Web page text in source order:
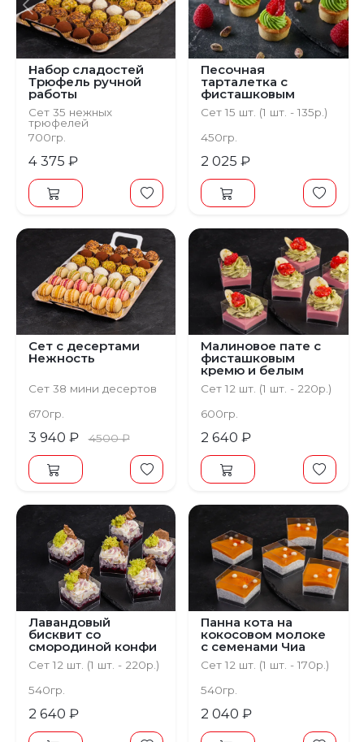
Предыдущий Следующий
Набор сладостей
Трюфель ручной
работы
Сет 35 нежных
трюфелей
Для компании на 10-20
персон
700гр.
4 375 ₽
Песочная
тарталетка с
фисташковым
кремом и
молекулярной
малиной
Сет 15 шт. (1 шт. - 135р.)
450гр.
2 025 ₽
Сет с десертами
Нежность
Сет 38 мини десертов
670гр.
3 940 ₽ 4500 ₽
Малиновое пате с
фисташковым
кремю и белым
шоколадом
Сет 12 шт. (1 шт. - 220р.)
600гр.
2 640 ₽
Лавандовый
бисквит со
смородиной конфи
и ванильным крем-
чизом
Сет 12 шт. (1 шт. - 220р.)
540гр.
2 640 ₽
Панна кота на
кокосовом молоке
с семенами Чиа
Сет 12 шт. (1 шт. - 170р.)
540гр.
2 040 ₽